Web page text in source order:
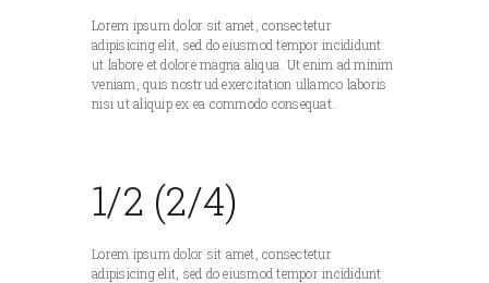
Lorem ipsum dolor sit amet, consectetur
adipisicing elit, sed do eiusmod tempor incididunt
ut labore et dolore magna aliqua. Ut enim ad minim
veniam, quis nostrud exercitation ullamco laboris
nisi ut aliquip ex ea commodo consequat.
1/2 (2/4)
Lorem ipsum dolor sit amet, consectetur
adipisicing elit, sed do eiusmod tempor incididunt